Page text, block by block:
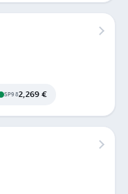
SP982,269 €